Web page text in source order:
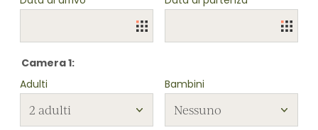
Camera 1:
Adulti
Bambini